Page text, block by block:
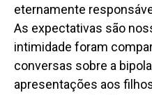
eternamente
As expectativas são
intimidade foram
conversas sobre a
apresentações aos